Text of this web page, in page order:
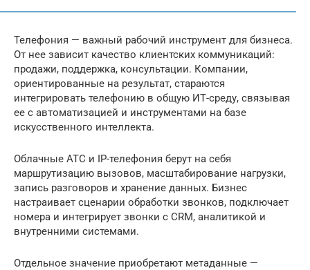
Телефония — важный рабочий инструмент для бизнеса.
От нее зависит качество клиентских коммуникаций:
продажи, поддержка, консультации. Компании,
ориентированные на результат, стараются
интегрировать телефонию в общую ИТ-среду, связывая
ее с автоматизацией и инструментами на базе
искусственного интеллекта.
Облачные АТС и IP-телефония берут на себя
маршрутизацию вызовов, масштабирование нагрузки,
запись разговоров и хранение данных. Бизнес
настраивает сценарии обработки звонков, подключает
номера и интегрирует звонки с CRM, аналитикой и
внутренними системами.
Отдельное значение приобретают метаданные —